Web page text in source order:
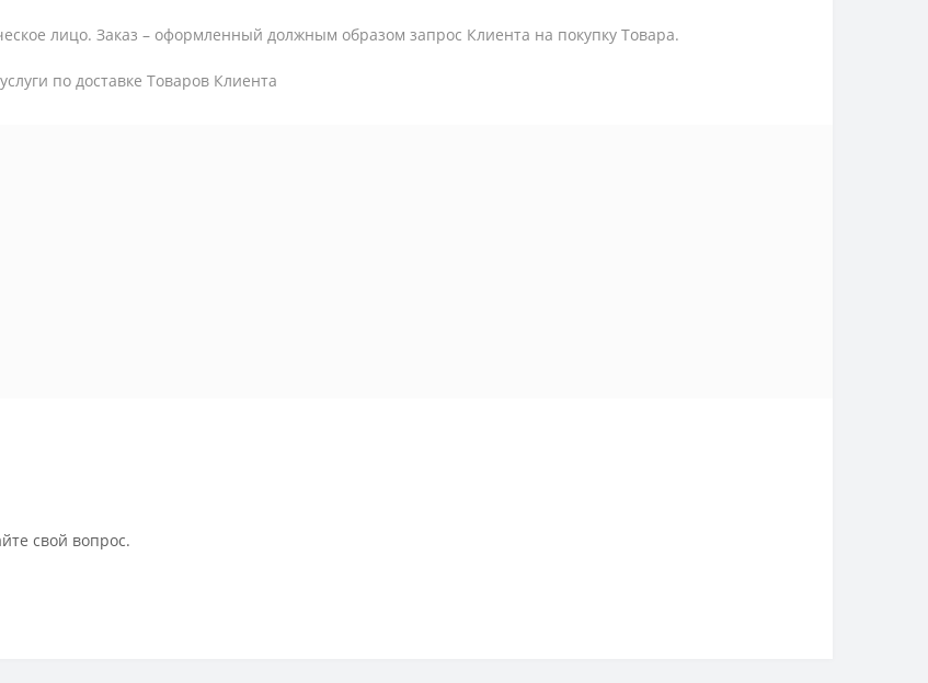
лицо. Заказ – оформленный должным образом запрос Клиента на покупку Товара.
по доставке Товаров Клиента
свой вопрос.